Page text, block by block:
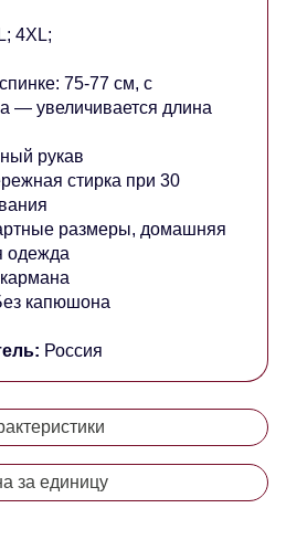
4XL;
75-77 см, с
— увеличивается длина
рукав
стирка при 30
размеры, домашняя
одежда
капюшона
Россия
за единицу